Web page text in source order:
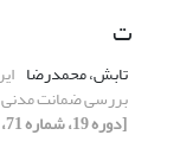
ت
تابش، محمدرضا
بررسی ضمانت مدنی
[دوره 19، شماره 71، 1404، صفحه 249-277]